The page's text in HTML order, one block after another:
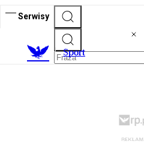
Serwisy
Sport